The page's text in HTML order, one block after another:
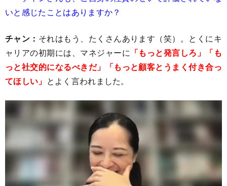
いと感じたことはありますか？
チャン： それはもう、たくさんあります（笑）。とくにキ
ャリアの初期には、マネジャーに 「もっと発言しろ」「も
っと社交的になるべきだ」「もっと顧客とうまく付き合っ
てほしい」 とよく言われました。